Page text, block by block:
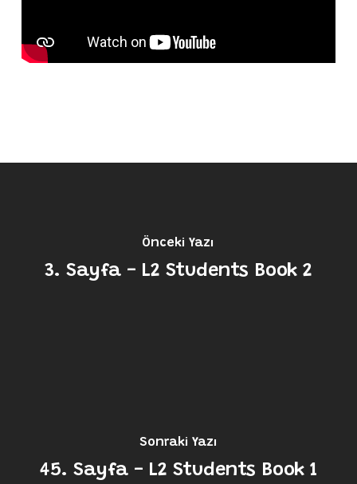
Önceki Yazı
3. Sayfa - L2 Students Book 2
Sonraki Yazı
45. Sayfa - L2 Students Book 1